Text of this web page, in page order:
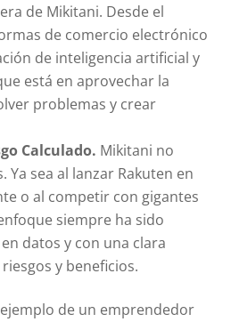
de Mikitani. Desde el
de comercio electrónico
de inteligencia artificial y
está en aprovechar la
problemas y crear
Calculado. Mikitani no
Ya sea al lanzar Rakuten en
o al competir con gigantes
siempre ha sido
datos y con una clara
y beneficios.
de un emprendedor